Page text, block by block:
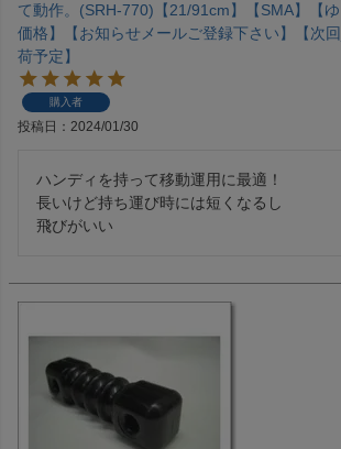
て動作。(SRH-770)【21/91cm】【SMA】【
価格】【お知らせメールご登録下さい】【次
荷予定】
購入者
投稿日 2024/01/30
ハンディを持って移動運用に最適！
長いけど持ち運び時には短くなるし